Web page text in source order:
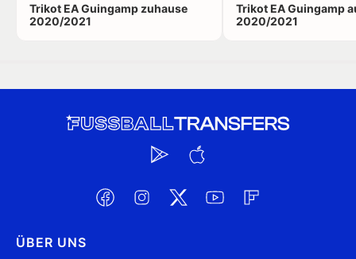
Trikot EA Guingamp zuhause
2020/2021
Trikot EA Guingamp
2020/2021
ÜBER UNS